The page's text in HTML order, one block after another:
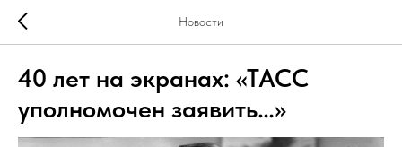
Новости
40 лет на экранах: «ТАСС
уполномочен заявить…»